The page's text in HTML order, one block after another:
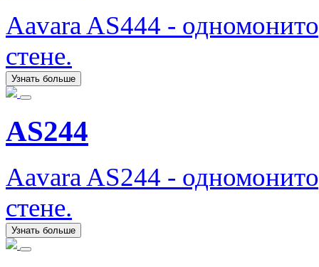
Aavara AS444 -
стене.
Узнать больше
AS244
Aavara AS244 -
стене.
Узнать больше